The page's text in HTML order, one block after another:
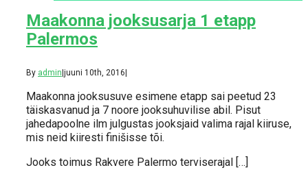
Maakonna jooksusarja 1 etapp
Palermos
By admin juuni 10th, 2016
Maakonna jooksusuve esimene etapp sai peetud 23
täiskasvanud ja 7 noore jooksuhuvilise abil. Pisut
jahedapoolne ilm julgustas jooksjaid valima rajal kiiruse,
mis neid kiiresti finišisse tõi.
Jooks toimus Rakvere Palermo terviserajal […]